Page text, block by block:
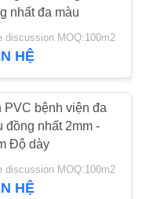
viện
nhất đa màu
discussion MOQ:100m2
HỆ
PVC bệnh viện đa
đồng nhất 2mm -
Độ dày
discussion MOQ:100m2
HỆ